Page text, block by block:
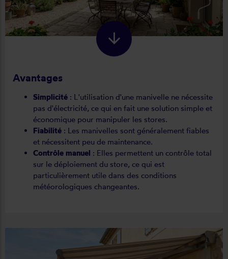
Avantages
Simplicité : L'utilisation d'une manivelle ne nécessite
pas d'électricité, ce qui en fait une solution simple et
économique pour manipuler les stores.
Fiabilité : Les manivelles sont généralement fiables
et nécessitent peu de maintenance.
Contrôle manuel : Elles permettent un contrôle total
sur le déploiement du store, ce qui est
particulièrement utile dans des conditions
météorologiques changeantes.